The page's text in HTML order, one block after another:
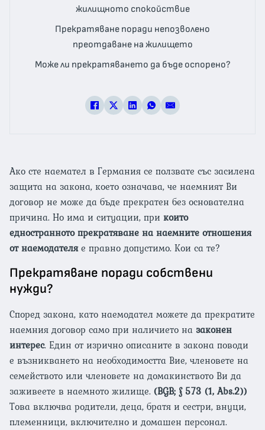
жилищното спокойствие
Прекратяване поради непозволено
преотдаване на жилището
Може ли прекратяването да бъде оспорено?
Ако сте наемател в Германия се ползвате със засилена
защита на закона, което означава, че наемният Ви
договор не може да бъде прекратен без основателна
причина. Но има и ситуации, прикоито
едностранното прекратяване на наемните отношения
от наемодателяе правно допустимо. Кои са те?
Прекратяване поради собствени
нужди?
Според закона, като наемодател можете да прекратите
наемния договор само при наличието назаконен
интерес. Един от изрично описаните в закона поводи
е възникването на необходимостта Вие, членовете на
семейството или членовете на домакинството Ви да
заживеете в наемното жилище.(BGB; § 573 (1, Abs.2))
Това включва родители, деца, братя и сестри, внуци,
племенници, включително и домашен персонал.